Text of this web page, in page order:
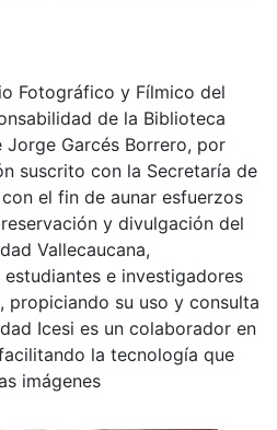
Fotográfico y Fílmico del
de la Biblioteca
Jorge Garcés Borrero, por
suscrito con la Secretaría de
el fin de aunar esfuerzos
y divulgación del
Vallecaucana,
e investigadores
propiciando su uso y consulta
Icesi es un colaborador en
la tecnología que
imágenes